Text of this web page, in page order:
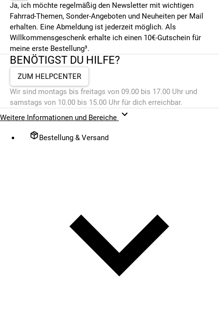
Ja, ich möchte regelmäßig den Newsletter mit wichtigen
Fahrrad-Themen, Sonder-Angeboten und Neuheiten per Mail
erhalten. Eine Abmeldung ist jederzeit möglich. Als
Willkommensgeschenk erhalte ich einen 10€-Gutschein für
meine erste Bestellung³.
BENÖTIGST DU HILFE?
ZUM HELPCENTER
Wir sind montags bis freitags von 09.00 bis 17.00 Uhr und
samstags von 10.00 bis 15.00 Uhr für dich erreichbar.
Weitere Informationen und Bereiche
Bestellung & Versand